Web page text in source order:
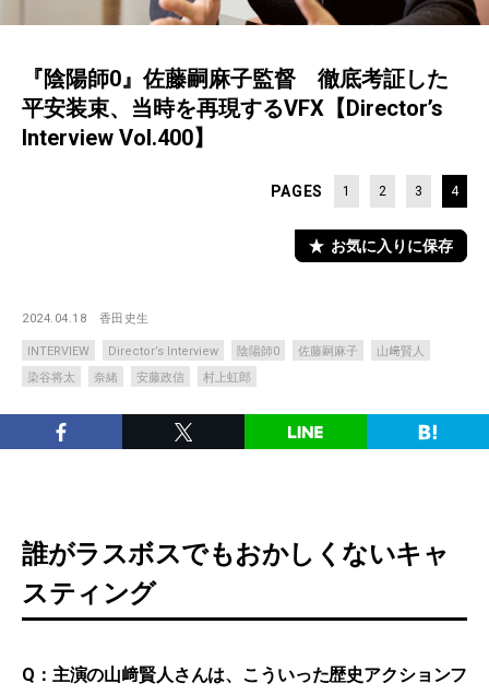
『陰陽師0』佐藤嗣麻子監督 徹底考証した
平安装束、当時を再現するVFX【Director’s
Interview Vol.400】
PAGES 1 2 3 4
お気に入りに保存
2024.04.18 香田史生
INTERVIEW Director’s Interview 陰陽師0 佐藤嗣麻子
山﨑賢人
染谷将太
奈緒 安藤政信 村上虹郎
誰がラスボスでもおかしくないキャ
スティング
Q：主演の山﨑賢人さんは、こういった歴史アクションフ